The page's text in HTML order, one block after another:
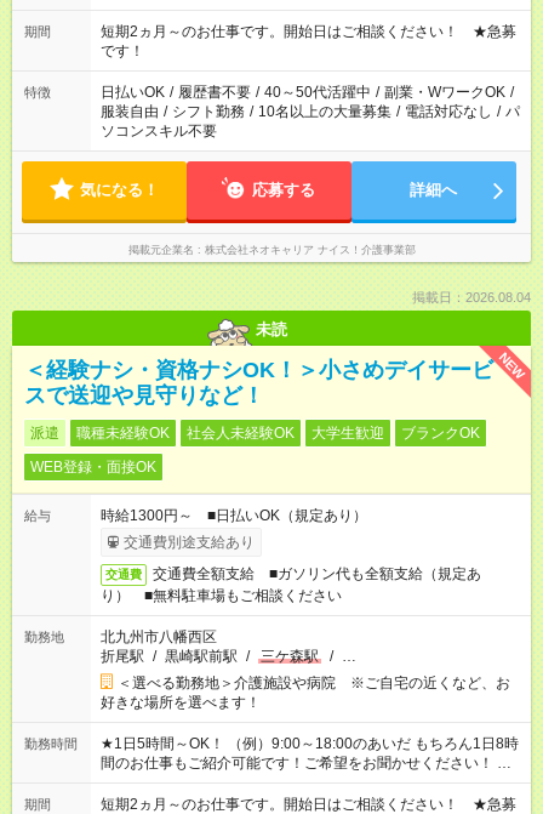
のご都合に合わせて勤務時間をご相談ください！ ★家庭の都合
でお休みや時間の調整が必要な場合も遠慮なくご相談くださ
い。
期間
短期2ヵ月～のお仕事です。開始日はご相談ください！ ★急募
です！
特徴 日払いOK / 履歴書不要 / 40～50代活躍中 / 副業・WワークOK /
服装自由 / シフト勤務 / 10名以上の大量募集 / 電話対応なし / パ
ソコンスキル不要
気になる！ 応募する 詳細へ
掲載元企業名 株式会社ネオキャリア ナイス！介護事業部
掲載日：2026.08.04
未読
NEW
＜経験ナシ・資格ナシOK！＞小さめデイサービ
スで送迎や見守りなど！
派遣 職種未経験OK 社会人未経験OK 大学生歓迎
ブランクOK
WEB登録・面接OK
給与
時給1300円～ ■日払いOK（規定あり）
交通費別途支給あり
交通費
交通費全額支給 ■ガソリン代も全額支給（規定あ
り） ■無料駐車場もご相談ください
勤務地
北九州市八幡西区
折尾駅 / 黒崎駅前駅 / 三ケ森駅 / …
＜選べる勤務地＞介護施設や病院 ※ご自宅の近くなど、お
好きな場所を選べます！
勤務時間
★1日5時間～OK！ （例）9:00～18:00のあいだ もちろん1日8時
間のお仕事もご紹介可能です！ご希望をお聞かせください！ ★
家庭の都合でお休みが必要な場合も遠慮なくご相談ください。
※週最低15時間以上の勤務が必要です
期間
短期2ヵ月～のお仕事です。開始日はご相談ください！ ★急募